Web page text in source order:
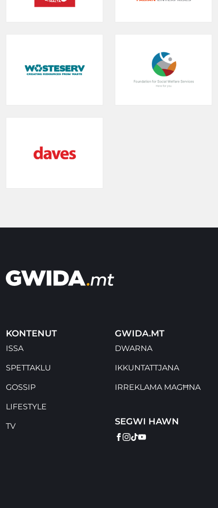
KONTENUT
ISSA
SPETTAKLU
GOSSIP
LIFESTYLE
TV
GWIDA.MT
DWARNA
IKKUNTATTJANA
IRREKLAMA MAGĦNA
SEGWI HAWN
FACEBOOK
INSTAGRAM
TIKTOK
YOUTUBE